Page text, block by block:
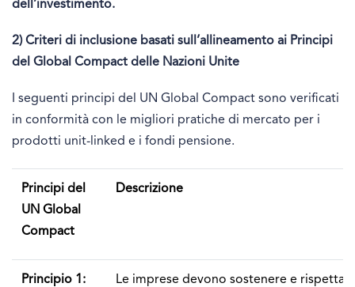
dell’investimento.
2) Criteri di inclusione basati sull’allineamento ai Principi
del Global Compact delle Nazioni Unite
I seguenti principi del UN Global Compact sono verificati
in conformità con le migliori pratiche di mercato per i
prodotti unit-linked e i fondi pensione.
Principi del
UN Global
Compact
Descrizione
Principio 1:
Le imprese devono sostenere e